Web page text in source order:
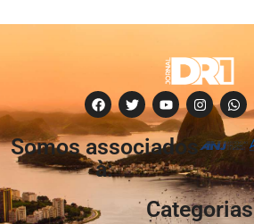
Somos associados
à:
Categorias